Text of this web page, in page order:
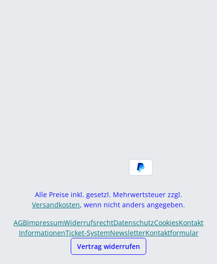
Alle Preise inkl. gesetzl. Mehrwertsteuer zzgl.
Versandkosten, wenn nicht anders angegeben.
AGBImpressumWiderrufsrechtDatenschutzCookiesKontakt
InformationenTicket-SystemNewsletterKontaktformular
Vertrag widerrufen